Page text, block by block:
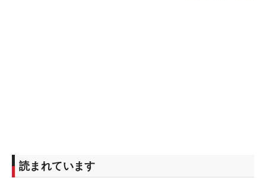
読まれています